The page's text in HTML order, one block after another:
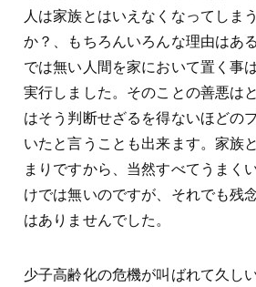
人は家族とはいえなくなってしま
か？、もちろんいろんな理由はあ
では無い人間を家において置く事
実行しました。そのことの善悪は
はそう判断せざるを得ないほどの
いたと言うことも出来ます。家族
まりですから、当然すべてうまく
けでは無いのですが、それでも残
はありませんでした。
少子高齢化の危機が叫ばれて久し